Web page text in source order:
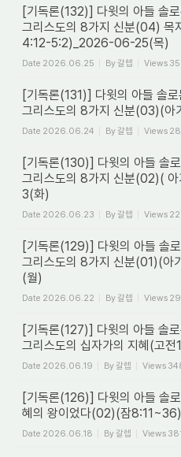
[기독론(132)] 다윗의 아들 솔
그리스도의 8가지 신분(04) 목
4:12-5:2)_2026-06-25(목)
Date 2026.06.25 By갈렙 Views
[기독론(131)] 다윗의 아들 솔
그리스도의 8가지 신분(03)(
Date 2026.06.24 By갈렙 Views
[기독론(130)] 다윗의 아들 솔
그리스도의 8가지 신분(02)(
3(화)
Date 2026.06.23 By갈렙 Views
[기독론(129)] 다윗의 아들 솔
그리스도의 8가지 신분(01)(
(월)
Date 2026.06.22 By갈렙 Views
[기독론(127)] 다윗의 아들 솔
그리스도의 십자가의 지혜(고
Date 2026.06.19 By갈렙 Views
[기독론(126)] 다윗의 아들 솔
혜의 왕이었다(02)(잠
Date 2026.06.18 By갈렙 Views 381